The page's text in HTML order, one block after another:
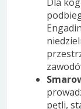
pętli,